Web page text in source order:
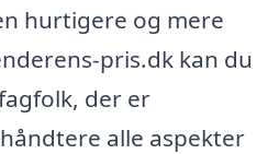
hurtigere og mere
pris.dk kan du
der er
alle aspekter